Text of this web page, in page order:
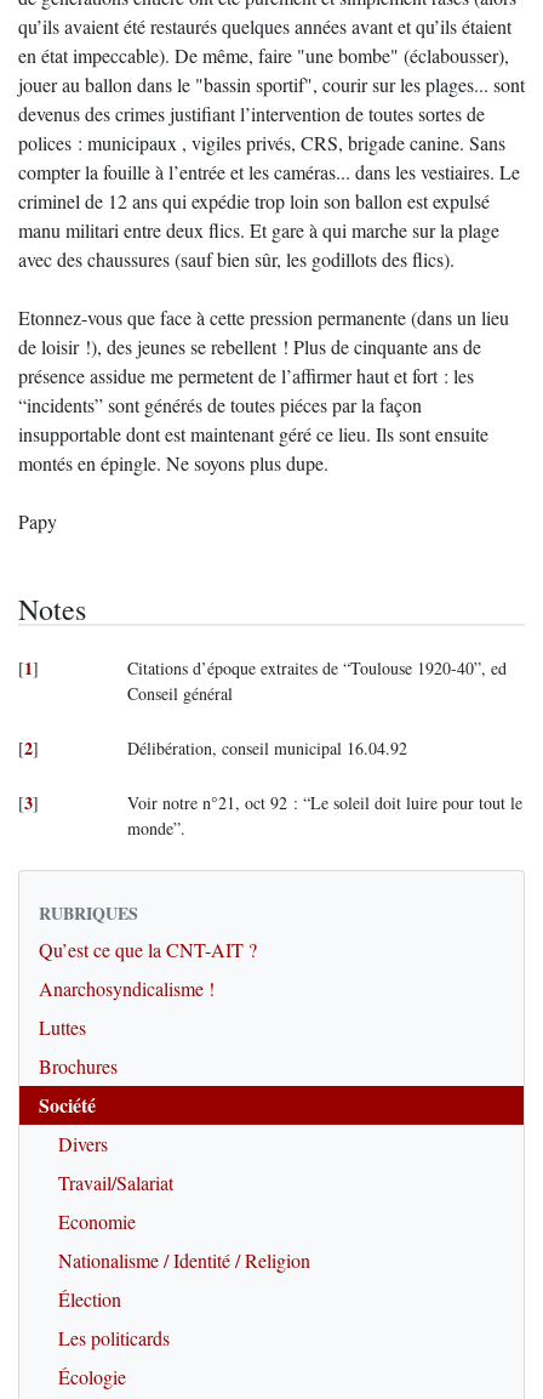
qu’ils avaient été restaurés quelques années avant et qu’ils étaient
en état impeccable). De même, faire "une bombe" (éclabousser),
jouer au ballon dans le "bassin sportif", courir sur les plages... sont
devenus des crimes justifiant l’intervention de toutes sortes de
polices : municipaux , vigiles privés, CRS, brigade canine. Sans
compter la fouille à l’entrée et les caméras... dans les vestiaires. Le
criminel de 12 ans qui expédie trop loin son ballon est expulsé
manu militari entre deux flics. Et gare à qui marche sur la plage
avec des chaussures (sauf bien sûr, les godillots des flics).
Etonnez-vous que face à cette pression permanente (dans un lieu
de loisir !), des jeunes se rebellent ! Plus de cinquante ans de
présence assidue me permetent de l’affirmer haut et fort : les
“incidents” sont générés de toutes piéces par la façon
insupportable dont est maintenant géré ce lieu. Ils sont ensuite
montés en épingle. Ne soyons plus dupe.
Papy
Notes
[1]
Citations d’époque extraites de “Toulouse 1920-40”, ed
Conseil général
[2] Délibération, conseil municipal 16.04.92
[3]
Voir notre n°21, oct 92 : “Le soleil doit luire pour tout le
monde”.
RUBRIQUES
Qu’est ce que la CNT-AIT ?
Anarchosyndicalisme !
Luttes
Brochures
Société
Divers
Travail/Salariat
Economie
Nationalisme / Identité / Religion
Élection
Les politicards
Écologie